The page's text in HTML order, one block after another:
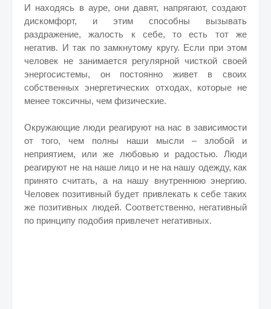
И находясь в ауре, они давят, напрягают, создают
дискомфорт, и этим способны вызывать
раздражение, жалость к себе, то есть тот же
негатив. И так по замкнутому кругу. Если при этом
человек не занимается регулярной чисткой своей
энергосистемы, он постоянно живет в своих
собственных энергетических отходах, которые не
менее токсичны, чем физические.
Окружающие люди реагируют на нас в зависимости
от того, чем полны наши мысли – злобой и
неприятием, или же любовью и радостью. Люди
реагируют не на наше лицо и не на нашу одежду, как
принято считать, а на нашу внутреннюю энергию.
Человек позитивный будет привлекать к себе таких
же позитивных людей. Соответственно, негативный
по принципу подобия привлечет негативных.